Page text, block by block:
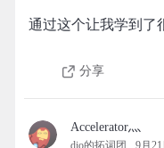
通过这个让我学到了
分享
Accelerator灬
dio的拓词团 9月